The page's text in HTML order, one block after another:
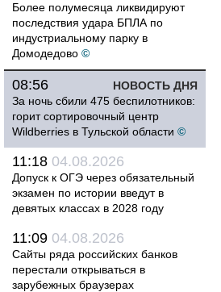
Более полумесяца ликвидируют
последствия удара БПЛА по
индустриальному парку в
Домодедово ©
НОВОСТЬ ДНЯ
08:56
За ночь сбили 475 беспилотников:
горит сортировочный центр
Wildberries в Тульской области ©
11:18 04.08.2026
Допуск к ОГЭ через обязательный
экзамен по истории введут в
девятых классах в 2028 году
11:09 04.08.2026
Сайты ряда российских банков
перестали открываться в
зарубежных браузерах